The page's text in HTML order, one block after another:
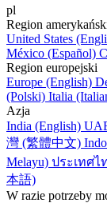
pl
Region
United States
México (Español)
Region europejski
Europe (English)
(Polski) Italia
Azja
India (English)
灣 (繁體中文)
Melayu) ประเทศไ
本語)
W razie potrzeby